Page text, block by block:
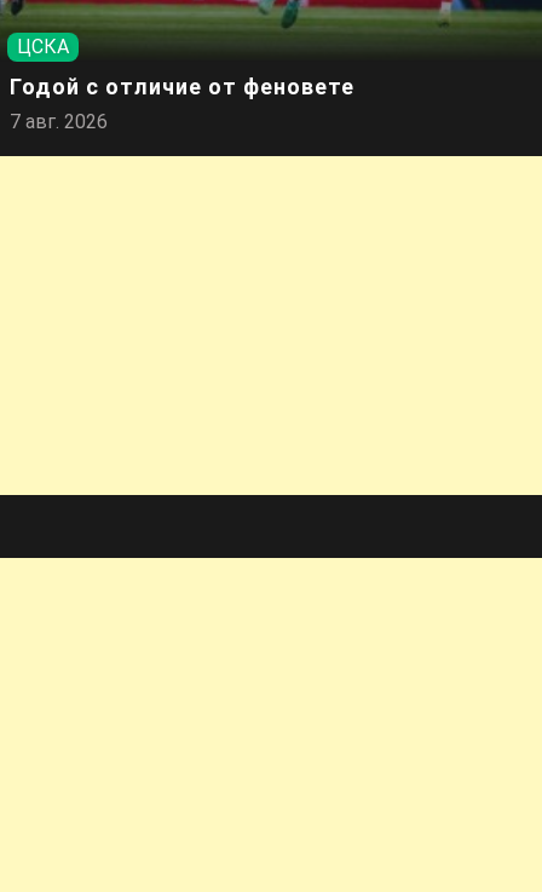
ЦСКА
Годой с отличие от феновете
7 авг. 2026